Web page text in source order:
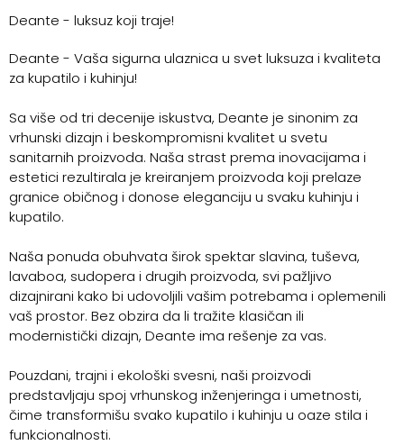
Deante - luksuz koji traje!
Deante - Vaša sigurna ulaznica u svet luksuza i kvaliteta
za kupatilo i kuhinju!
Sa više od tri decenije iskustva, Deante je sinonim za
vrhunski dizajn i beskompromisni kvalitet u svetu
sanitarnih proizvoda. Naša strast prema inovacijama i
estetici rezultirala je kreiranjem proizvoda koji prelaze
granice običnog i donose eleganciju u svaku kuhinju i
kupatilo.
Naša ponuda obuhvata širok spektar slavina, tuševa,
lavaboa, sudopera i drugih proizvoda, svi pažljivo
dizajnirani kako bi udovoljili vašim potrebama i oplemenili
vaš prostor. Bez obzira da li tražite klasičan ili
modernistički dizajn, Deante ima rešenje za vas.
Pouzdani, trajni i ekološki svesni, naši proizvodi
predstavljaju spoj vrhunskog inženjeringa i umetnosti,
čime transformišu svako kupatilo i kuhinju u oaze stila i
funkcionalnosti.